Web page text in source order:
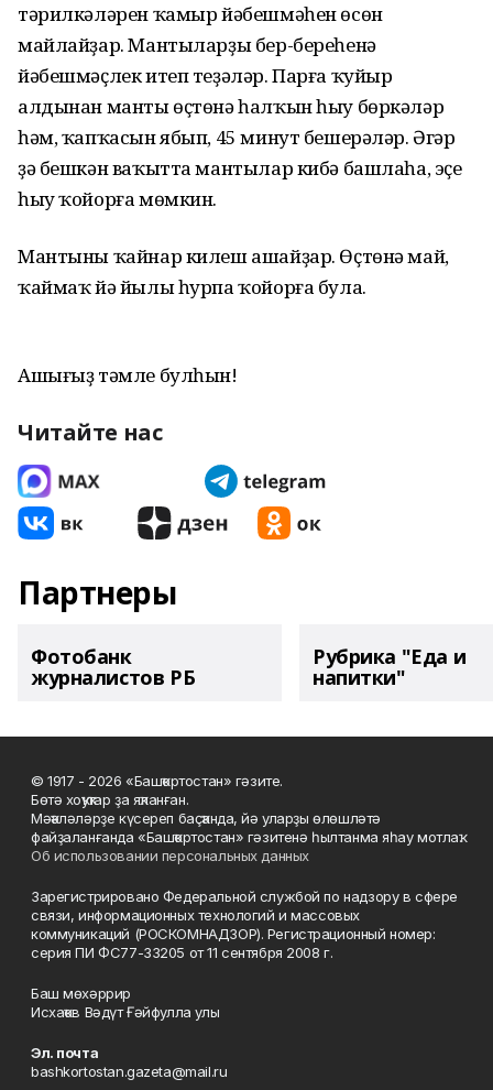
тәрилкәләрен ҡамыр йәбешмәһен өсөн
майлайҙар. Мантыларҙы бер-береһенә
йәбешмәҫлек итеп теҙәләр. Парға ҡуйыр
алдынан манты өҫтөнә һалҡын һыу бөркәләр
һәм, ҡапҡасын ябып, 45 минут бешерәләр. Әгәр
ҙә бешкән ваҡытта мантылар кибә башлаһа, эҫе
һыу ҡойорға мөмкин.
Мантыны ҡайнар килеш ашайҙар. Өҫтөнә май,
ҡаймаҡ йә йылы һурпа ҡойорға була.
Ашығыҙ тәмле булһын!
Читайте нас
Партнеры
Фотобанк
журналистов РБ
Рубрика "Еда и
напитки"
© 1917 - 2026 «Башҡортостан» гәзите.
Бөтә хоҡуҡтар ҙа яҡланған.
Мәҡәләләрҙе күсереп баҫҡанда, йә уларҙы өлөшләтә
файҙаланғанда «Башҡортостан» гәзитенә һылтанма яһау мотлаҡ.
Об использовании персональных данных
Зарегистрировано Федеральной службой по надзору в сфере
связи, информационных технологий и массовых
коммуникаций (РОСКОМНАДЗОР). Регистрационный номер:
серия ПИ ФС77-33205 от 11 сентября 2008 г.
Баш мөхәррир
Исхаҡов Вәдүт Ғәйфулла улы
Эл. почта
bashkortostan.gazeta@mail.ru